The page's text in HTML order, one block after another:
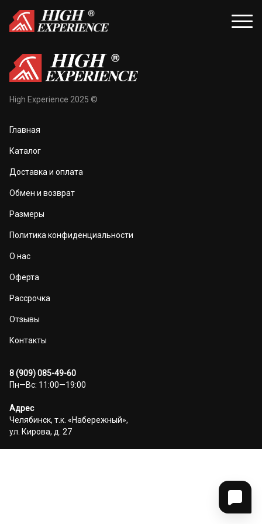
и перчатки
и маски
High Experience 2025 ©
Главная
Каталог
Доставка и оплата
Обмен и возврат
Размеры
Политика конфиденциальности
О нас
Оферта
Рассрочка
Отзывы
Контакты
8 (909) 085-49-60
Пн—Вс: 11:00—19:00
Адрес
Челябинск, т.к. «Набережный»,
ул. Кирова, д. 27